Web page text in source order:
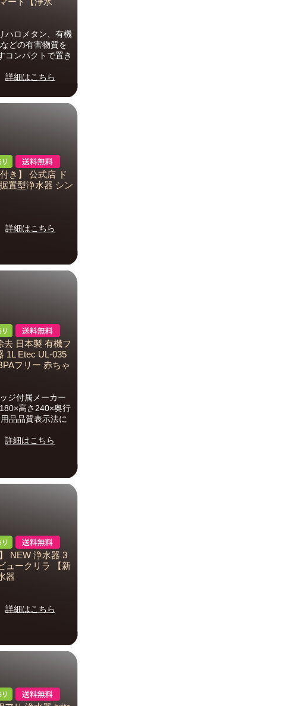
ハロメタン、有機
どの有害物質を
コンパクトで置き
詳細はこちら
き】 公式店 ド
置型浄水器 シン
詳細はこちら
去 日本製 有機フ
1L Etec UL-035
フリー 赤ちゃ
ジ付属メーカー
高さ240×奥行
品品質表示法に
詳細はこちら
NEW 浄水器 3
ュークリラ 【新
器
詳細はこちら